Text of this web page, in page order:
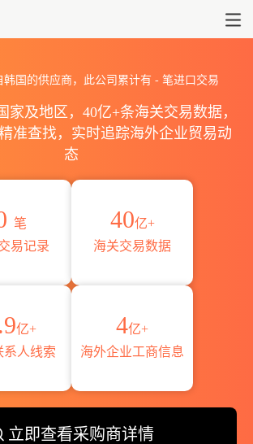
韩国的供应商，此公司累计有 - 笔进口交易
家及地区，40亿+条海关交易数据，
准查找，实时追踪海外企业贸易动
态
笔
易记录
40亿+
海关交易数据
亿+
系人线索
4亿+
海外企业工商信息
立即查看采购商详情